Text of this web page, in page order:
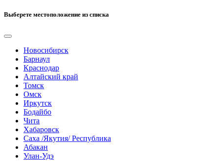
Выберете местоположение из списка
Новосибирск
Барнаул
Краснодар
Алтайский край
Томск
Омск
Иркутск
Бодайбо
Чита
Хабаровск
Саха /Якутия/ Республика
Абакан
Улан-Удэ